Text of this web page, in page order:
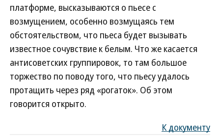
платформе, высказываются о пьесе с
возмущением, особенно возмущаясь тем
обстоятельством, что пьеса будет вызывать
известное сочувствие к белым. Что же касается
антисоветских группировок, то там большое
торжество по поводу того, что пьесу удалось
протащить через ряд «рогаток». Об этом
говорится открыто.
К документу